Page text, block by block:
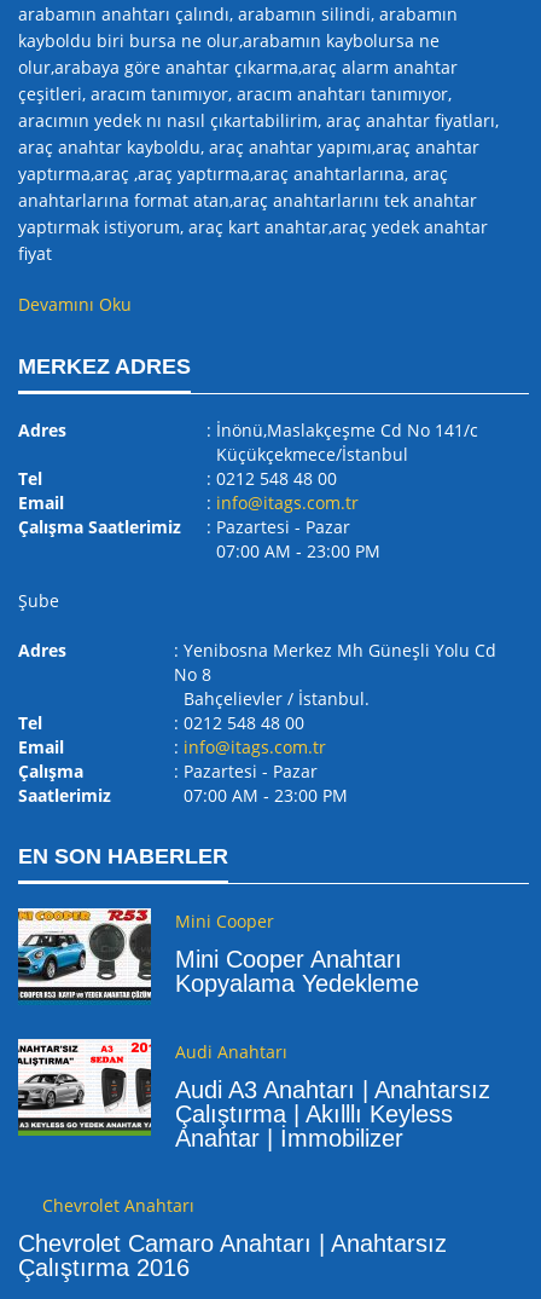
arabamın anahtarı çalındı, arabamın silindi, arabamın
kayboldu biri bursa ne olur,arabamın kaybolursa ne
olur,arabaya göre anahtar çıkarma,araç alarm anahtar
çeşitleri, aracım tanımıyor, aracım anahtarı tanımıyor,
aracımın yedek nı nasıl çıkartabilirim, araç anahtar fiyatları,
araç anahtar kayboldu, araç anahtar yapımı,araç anahtar
yaptırma,araç ,araç yaptırma,araç anahtarlarına, araç
anahtarlarına format atan,araç anahtarlarını tek anahtar
yaptırmak istiyorum, araç kart anahtar,araç yedek anahtar
fiyat
Devamını Oku
MERKEZ ADRES
Adres
: İnönü,Maslakçeşme Cd No 141/c
Küçükçekmece/İstanbul
Tel
: 0212 548 48 00
Email
: info@itags.com.tr
Çalışma Saatlerimiz
: Pazartesi - Pazar
07:00 AM ‐ 23:00 PM
Şube
Adres
: Yenibosna Merkez Mh Güneşli Yolu Cd
No 8
Bahçelievler / İstanbul.
Tel
: 0212 548 48 00
Email
: info@itags.com.tr
Çalışma
Saatlerimiz
: Pazartesi - Pazar
07:00 AM ‐ 23:00 PM
EN SON HABERLER
Mini Cooper
Mini Cooper Anahtarı
Kopyalama Yedekleme
Audi Anahtarı
Audi A3 Anahtarı | Anahtarsız
Çalıştırma | Akılllı Keyless
Anahtar | İmmobilizer
Chevrolet Anahtarı
Chevrolet Camaro Anahtarı | Anahtarsız
Çalıştırma 2016